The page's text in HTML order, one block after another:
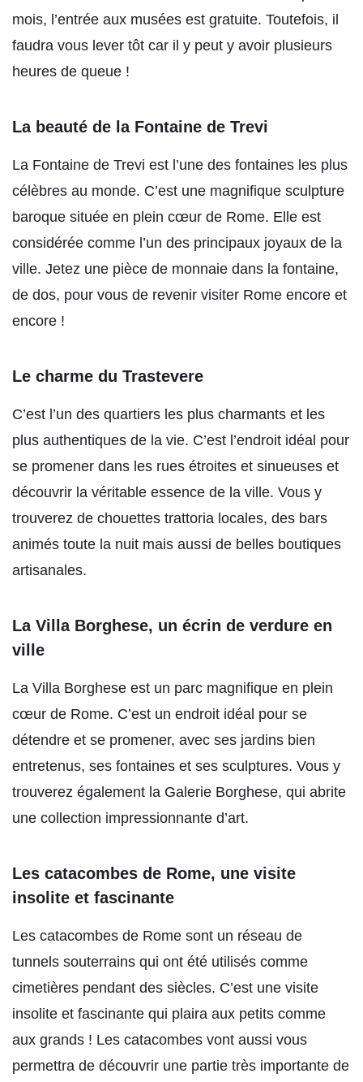
mois, l’entrée aux musées est gratuite. Toutefois, il
faudra vous lever tôt car il y peut y avoir plusieurs
heures de queue !
La beauté de la Fontaine de Trevi
La Fontaine de Trevi est l’une des fontaines les plus
célèbres au monde. C’est une magnifique sculpture
baroque située en plein cœur de Rome. Elle est
considérée comme l’un des principaux joyaux de la
ville. Jetez une pièce de monnaie dans la fontaine,
de dos, pour vous de revenir visiter Rome encore et
encore !
Le charme du Trastevere
C’est l’un des quartiers les plus charmants et les
plus authentiques de la vie. C’est l’endroit idéal pour
se promener dans les rues étroites et sinueuses et
découvrir la véritable essence de la ville. Vous y
trouverez de chouettes trattoria locales, des bars
animés toute la nuit mais aussi de belles boutiques
artisanales.
La Villa Borghese, un écrin de verdure en
ville
La Villa Borghese est un parc magnifique en plein
cœur de Rome. C’est un endroit idéal pour se
détendre et se promener, avec ses jardins bien
entretenus, ses fontaines et ses sculptures. Vous y
trouverez également la Galerie Borghese, qui abrite
une collection impressionnante d’art.
Les catacombes de Rome, une visite
insolite et fascinante
Les catacombes de Rome sont un réseau de
tunnels souterrains qui ont été utilisés comme
cimetières pendant des siècles. C’est une visite
insolite et fascinante qui plaira aux petits comme
aux grands ! Les catacombes vont aussi vous
permettra de découvrir une partie très importante de